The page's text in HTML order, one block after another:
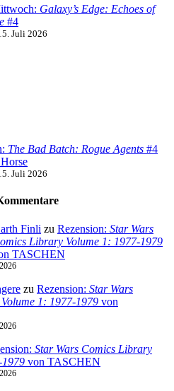
Galaxy’s Edge: Echoes of
#4
Juli 2026
The Bad Batch: Rogue Agents #4
Juli 2026
Finli zu Rezension: Star Wars
Library Volume 1: 1977-1979
TASCHEN
zu Rezension: Star Wars
1: 1977-1979 von
Star Wars Comics Library
1979 von TASCHEN